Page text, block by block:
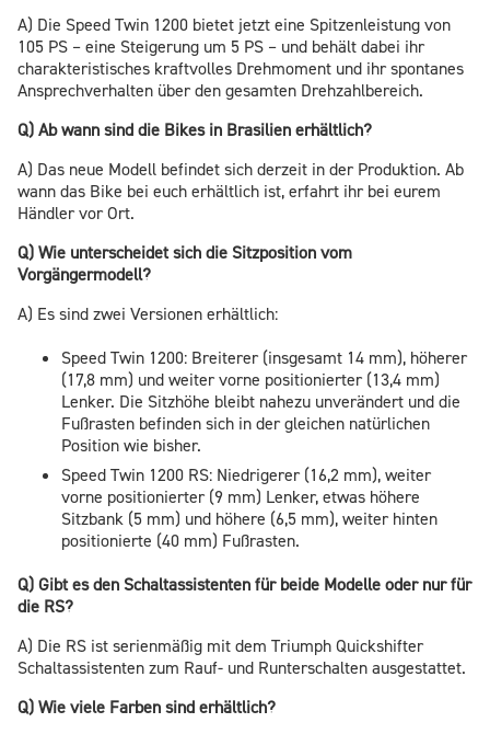
A) Die Speed Twin 1200 bietet jetzt eine Spitzenleistung von
105 PS – eine Steigerung um 5 PS – und behält dabei ihr
charakteristisches kraftvolles Drehmoment und ihr spontanes
Ansprechverhalten über den gesamten Drehzahlbereich.
Q) Ab wann sind die Bikes in Brasilien erhältlich?
A) Das neue Modell befindet sich derzeit in der Produktion. Ab
wann das Bike bei euch erhältlich ist, erfahrt ihr bei eurem
Händler vor Ort.
Q) Wie unterscheidet sich die Sitzposition vom
Vorgängermodell?
A) Es sind zwei Versionen erhältlich:
Speed Twin 1200: Breiterer (insgesamt 14 mm), höherer
(17,8 mm) und weiter vorne positionierter (13,4 mm)
Lenker. Die Sitzhöhe bleibt nahezu unverändert und die
Fußrasten befinden sich in der gleichen natürlichen
Position wie bisher.
Speed Twin 1200 RS: Niedrigerer (16,2 mm), weiter
vorne positionierter (9 mm) Lenker, etwas höhere
Sitzbank (5 mm) und höhere (6,5 mm), weiter hinten
positionierte (40 mm) Fußrasten.
Q) Gibt es den Schaltassistenten für beide Modelle oder nur für
die RS?
A) Die RS ist serienmäßig mit dem Triumph Quickshifter
Schaltassistenten zum Rauf- und Runterschalten ausgestattet.
Q) Wie viele Farben sind erhältlich?